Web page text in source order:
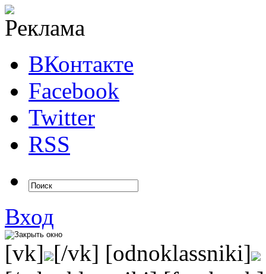
ВКонтакте
Facebook
Twitter
RSS
Вход
[vk] [/vk] [odnoklassniki]